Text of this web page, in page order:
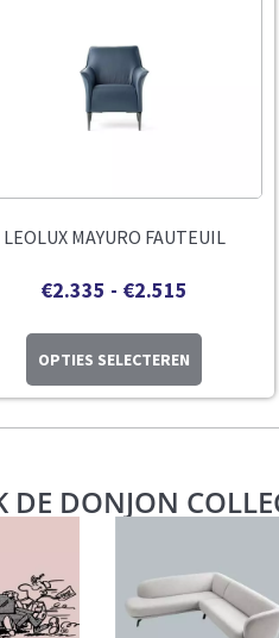
LEOLUX MAYURO FAUTEUIL
€2.335 - €2.515
OPTIES SELECTEREN
DE DONJON